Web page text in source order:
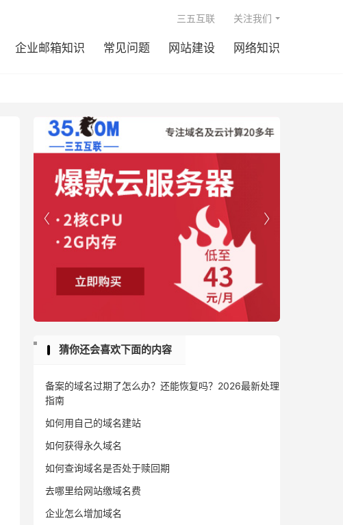
企业邮箱知识 常见问题 网站建设 网络知识
三五互联 关注我们


猜你还会喜欢下面的内容
备案的域名过期了怎么办？还能恢复吗？2026最新处理
指南
如何用自己的域名建站
如何获得永久域名
如何查询域名是否处于赎回期
去哪里给网站缴域名费
企业怎么增加域名